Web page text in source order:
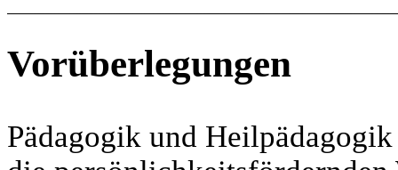
Vorüberlegungen
Pädagogik und